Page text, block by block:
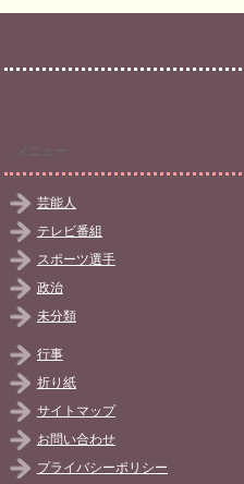
芸能人
テレビ番組
スポーツ選手
政治
未分類
行事
折り紙
サイトマップ
お問い合わせ
プライバシーポリシー